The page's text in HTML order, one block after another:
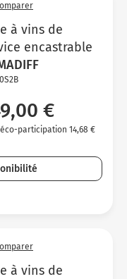
à vins de
encastrable
€
participation 14,68 €
à vins de